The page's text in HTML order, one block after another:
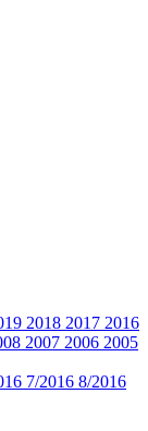
2018 2017 2016
2007 2006 2005
7/2016 8/2016